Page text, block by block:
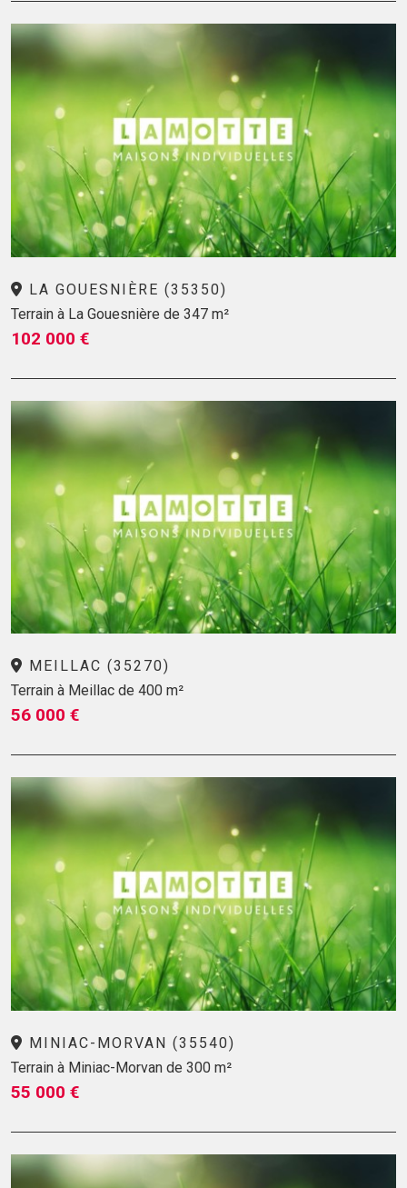
LA GOUESNIÈRE (35350)
Terrain à La Gouesnière de 347 m²
102 000 €
MEILLAC (35270)
Terrain à Meillac de 400 m²
56 000 €
MINIAC-MORVAN (35540)
Terrain à Miniac-Morvan de 300 m²
55 000 €